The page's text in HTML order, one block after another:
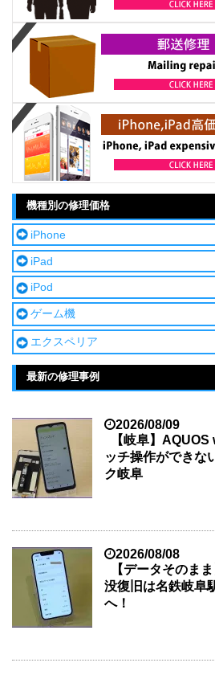
機種別の修理価格
iPhone
iPad
iPod
ゲーム機
エクスペリア
最新の修理事例
2026/08/09
【岐阜】
ッチ操作ができな
ク岐阜
2026/08/08
【データそのま
没復旧は名鉄岐阜
へ！